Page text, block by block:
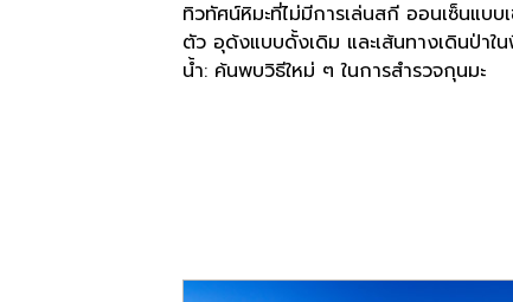
ทิวทัศน์หิมะที่ไม่มีการเล่นสกี ออนเซ็นแบบ
ตัว อุด้งแบบดั้งเดิม และเส้นทางเดินป่าใ
น้ำ: ค้นพบวิธีใหม่ ๆ ในการสำรวจกุนมะ